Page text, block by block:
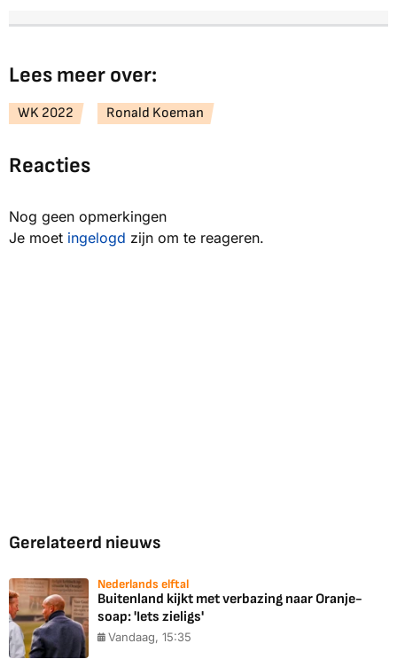
Lees meer over:
WK 2022 Ronald Koeman
Reacties
Nog geen opmerkingen
Je moet ingelogd zijn om te reageren.
Gerelateerd nieuws
Nederlands elftal
Buitenland kijkt met verbazing naar Oranje-
soap: 'Iets zieligs'
Vandaag, 15:35